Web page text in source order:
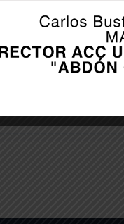
next time I comment.